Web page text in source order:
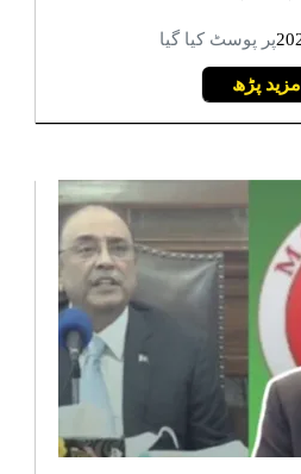
پر پوسٹ کیا گیا
مزید پڑھ